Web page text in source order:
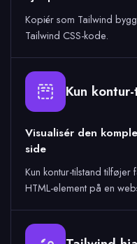
Kopiér som Tailwind
Tailwind CSS-kode.
Kun
Visualisér den
side
Kun kontur-tilstand
HTML-element på en